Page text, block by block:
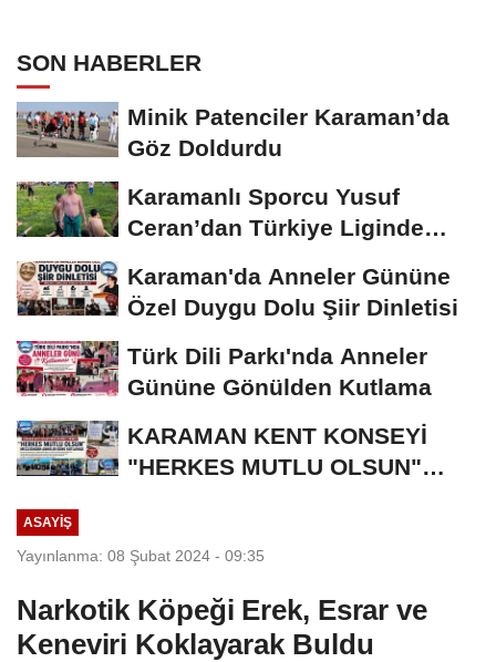
SON HABERLER
Minik Patenciler Karaman’da
Göz Doldurdu
Karamanlı Sporcu Yusuf
Ceran’dan Türkiye Liginde
Karaman'da Anneler Gününe
Özel Duygu Dolu Şiir Dinletisi
Türk Dili Parkı'nda Anneler
Gününe Gönülden Kutlama
KARAMAN KENT KONSEYİ
"HERKES MUTLU OLSUN"
ASAYIŞ
Yayınlanma: 08 Şubat 2024 - 09:35
Narkotik Köpeği Erek, Esrar ve
Keneviri Koklayarak Buldu